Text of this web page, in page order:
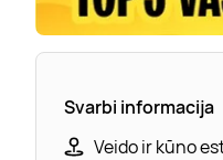
Svarbi informacija
Veido ir kūno